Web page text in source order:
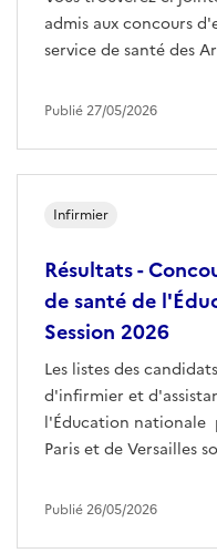
admis aux concours
service de santé des
Publié 27/05/2026
Résultats -
de santé de
Session 2026
Les listes des
d'infirmier et
l'Éducation nationale
Paris et de Versailles
Infirmier
Publié 26/05/2026